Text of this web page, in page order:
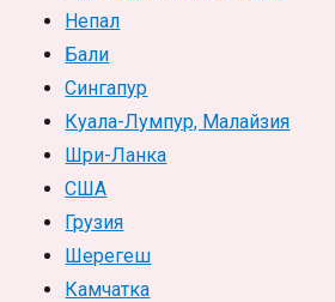
Непал
Бали
Сингапур
Куала-Лумпур, Малайзия
Шри-Ланка
США
Грузия
Шерегеш
Камчатка